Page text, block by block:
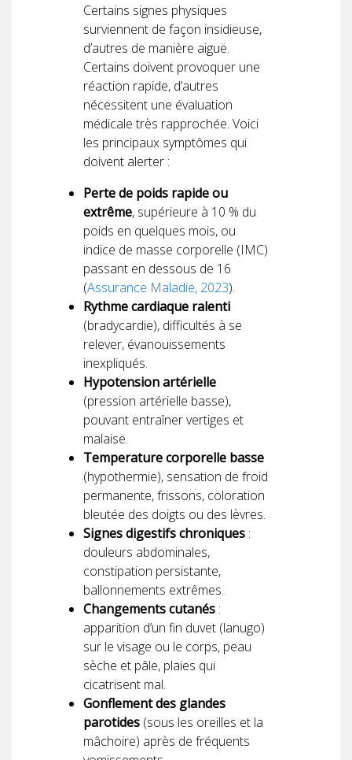
Certains signes physiques
surviennent de façon insidieuse,
d’autres de manière aiguë.
Certains doivent provoquer une
réaction rapide, d’autres
nécessitent une évaluation
médicale très rapprochée. Voici
les principaux symptômes qui
doivent alerter :
Perte de poids rapide ou
extrême, supérieure à 10 % du
poids en quelques mois, ou
indice de masse corporelle (IMC)
passant en dessous de 16
(Assurance Maladie, 2023).
Rythme cardiaque ralenti
(bradycardie), difficultés à se
relever, évanouissements
inexpliqués.
Hypotension artérielle
(pression artérielle basse),
pouvant entraîner vertiges et
malaise.
Temperature corporelle basse
(hypothermie), sensation de froid
permanente, frissons, coloration
bleutée des doigts ou des lèvres.
Signes digestifs chroniques :
douleurs abdominales,
constipation persistante,
ballonnements extrêmes.
Changements cutanés :
apparition d’un fin duvet (lanugo)
sur le visage ou le corps, peau
sèche et pâle, plaies qui
cicatrisent mal.
Gonflement des glandes
parotides (sous les oreilles et la
mâchoire) après de fréquents